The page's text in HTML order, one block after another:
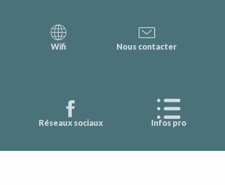
Wifi Nous contacter
Réseaux sociaux Infos pro